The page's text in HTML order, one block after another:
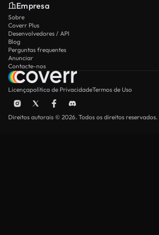
Empresa
Sobre
Coverr Plus
Desenvolvedores / API
Blog
Perguntas frequentes
Anunciar
Contacte-nos
Licençapolítica de PrivacidadeTermos de Uso
Direitos autorais © 2026. Todos os direitos reservados.